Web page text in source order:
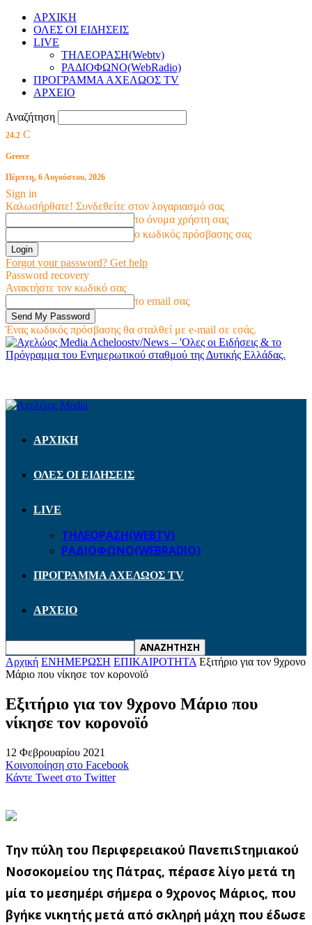
ΑΡΧΙΚΗ
ΟΛΕΣ ΟΙ ΕΙΔΗΣΕΙΣ
LIVE
ΤΗΛΕΟΡΑΣΗ(Webtv)
ΡΑΔΙΟΦΩΝΟ(WebRadio)
ΠΡΟΓΡΑΜΜΑ ΑΧΕΛΩΟΣ TV
ΑΡΧΕΙΟ
Αναζήτηση
24.2 C
Greece
Πέμπτη, 6 Αυγούστου, 2026
Sign in
Καλωσήρθατε! Συνδεθείτε στον λογαριασμό σας
το όνομα χρήστη σας
ο κωδικός πρόσβασης σας
Forgot your password? Get help
Password recovery
Ανακτήστε τον κωδικό σας
το email σας
Ένας κωδικός πρόσβασης θα σταλθεί με e-mail σε εσάς.
Acheloostv/News – 'Ολες οι Ειδήσεις & το
Πρόγραμμα του Ενημερωτικού σταθμού της Δυτικής Ελλάδας.
ΑΡΧΙΚΗ
ΟΛΕΣ ΟΙ ΕΙΔΗΣΕΙΣ
LIVE
ΤΗΛΕΟΡΑΣΗ(WEBTV)
ΡΑΔΙΟΦΩΝΟ(WEBRADIO)
ΠΡΟΓΡΑΜΜΑ ΑΧΕΛΩΟΣ TV
ΑΡΧΕΙΟ
Αρχική ΕΝΗΜΕΡΩΣΗ ΕΠΙΚΑΙΡΟΤΗΤΑ Εξιτήριο για τον 9χρονο
Μάριο που νίκησε τον κορονοϊό
Εξιτήριο για τον 9χρονο Μάριο που
νίκησε τον κορονοϊό
12 Φεβρουαρίου 2021
Κοινοποίηση στο Facebook
Κάντε Tweet στο Twitter
Την πύλη του Περιφερειακού ΠανεπιSτημιακού
Νοσοκομείου της Πάτρας, πέρασε λίγο μετά τη
μία το μεσημέρι σήμερα ο 9χρονος Μάριος, που
βγήκε νικητής μετά από σκληρή μάχη που έδωσε